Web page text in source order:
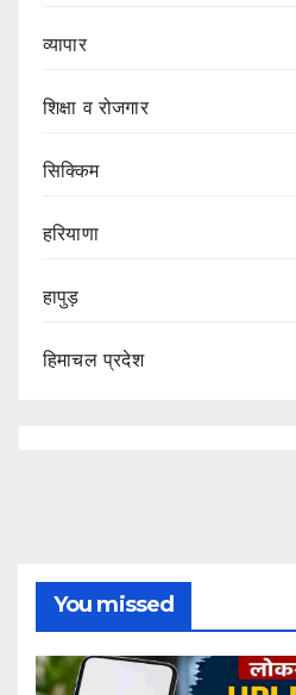
व्यापार
शिक्षा व रोजगार
सिक्किम
हरियाणा
हापुड़
हिमाचल प्रदेश
You missed